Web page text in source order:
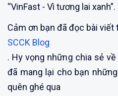
“VinFast - Vì tương lai xanh”.
Cảm ơn bạn đã đọc bài viết
SCCK Blog
. Hy vọng những chia sẻ
đã mang lại cho bạn
quên ghé qua